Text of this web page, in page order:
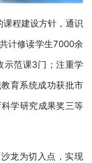
课程建设方针，通识
计修读学生7000余
示范课3门；注重学
育系统成功获批市
学研究成果奖三等
龙为切入点，实现